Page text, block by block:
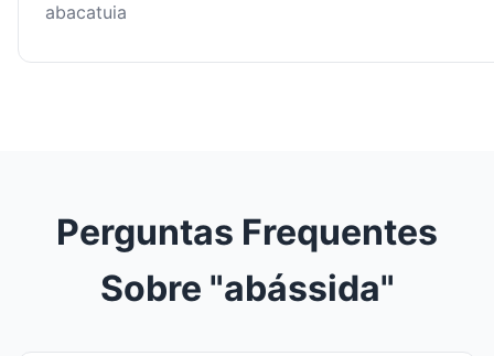
abacatuia
Perguntas Frequentes
Sobre "abássida"